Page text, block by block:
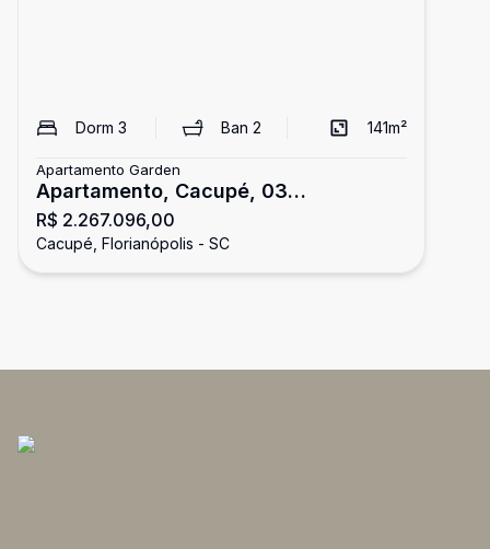
Dorm 3 Ban2 141m²
Apartamento Garden
Apartamento, Cacupé, 03
Dormitórios/01 Suíte
R$ 2.267.096,00
Cacupé, Florianópolis - SC